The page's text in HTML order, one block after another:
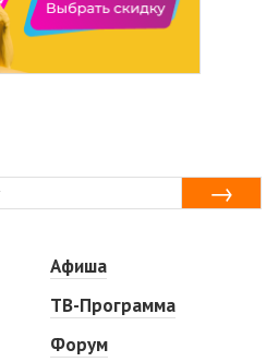
Афиша
ТВ-Программа
Форум